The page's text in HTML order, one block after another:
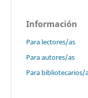
Información
Para lectores/as
Para autores/as
Para bibliotecarios/